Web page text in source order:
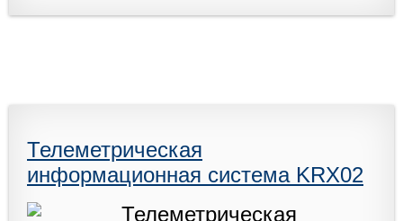
Телеметрическая
информационная система KRX02